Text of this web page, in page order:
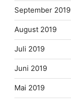
September 2019
August 2019
Juli 2019
Juni 2019
Mai 2019